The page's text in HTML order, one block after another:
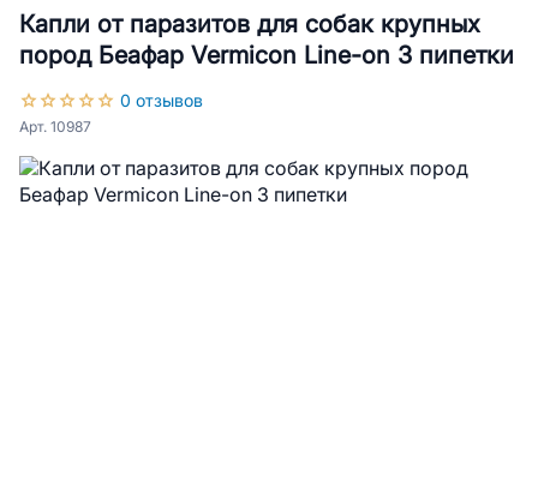
Капли от паразитов для собак крупных
пород Беафар Vermicon Line-on 3 пипетки
0 отзывов
Арт. 10987